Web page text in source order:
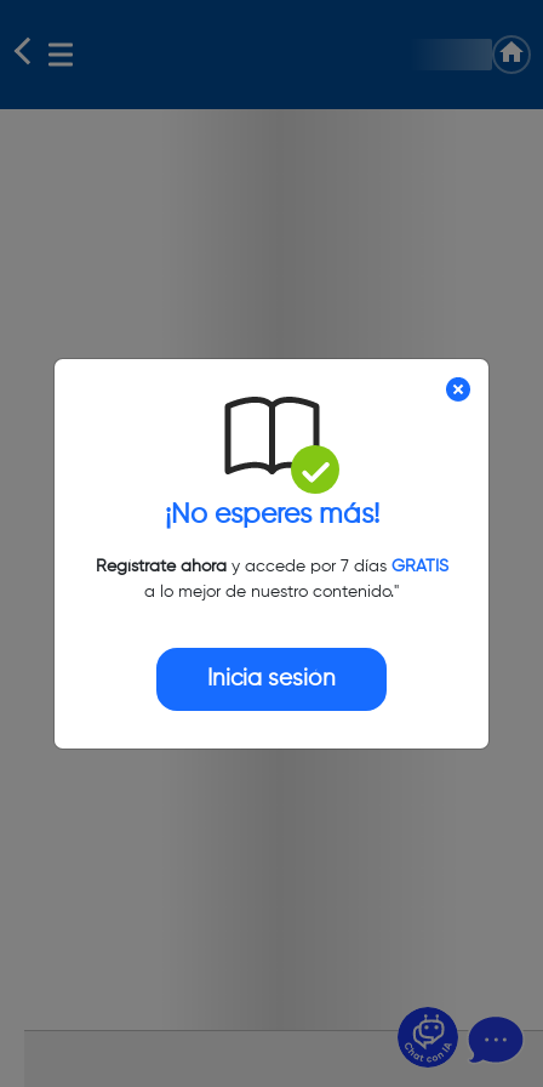
¡No esperes más!
Regístrate ahoray accede por 7 días GRATIS
a lo mejor de nuestro contenido."
Inicia sesión